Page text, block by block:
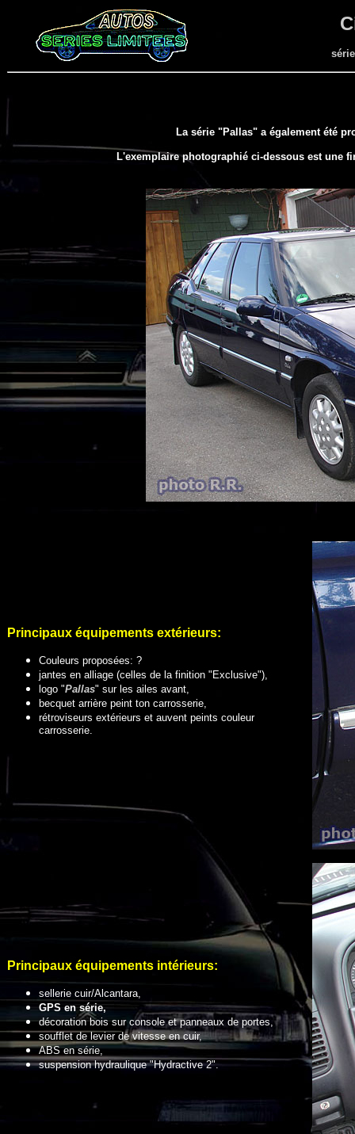
La série "Pallas" a également été
L'exemplaire photographié ci-dessous est une
Principaux équipements extérieurs:
Couleurs proposées: ?
jantes en alliage (celles de la finition "Exclusive"),
logo "Pallas" sur les ailes avant,
becquet arrière peint ton carrosserie,
rétroviseurs extérieurs et auvent peints couleur
carrosserie.
Principaux équipements intérieurs:
sellerie cuir/Alcantara,
GPS en série,
décoration bois sur console et panneaux de portes,
soufflet de levier de vitesse en cuir,
ABS en série,
suspension hydraulique "Hydractive 2".